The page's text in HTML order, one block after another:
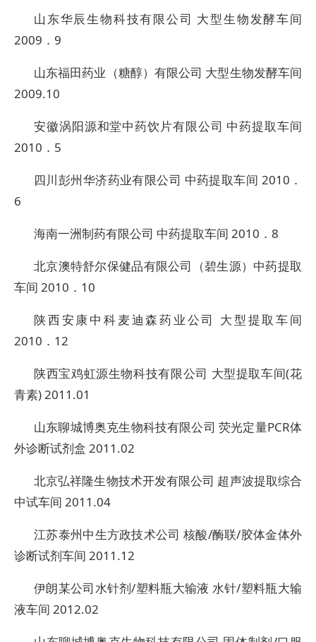
山东华辰生物科技有限公司 大型生物发酵车间
2009．9
山东福田药业（糖醇）有限公司 大型生物发酵车间
2009.10
安徽涡阳源和堂中药饮片有限公司 中药提取车间
2010．5
四川彭州华济药业有限公司 中药提取车间 2010．
6
海南一洲制药有限公司 中药提取车间 2010．8
北京澳特舒尔保健品有限公司（碧生源）中药提取
车间 2010．10
陕西安康中科麦迪森药业公司 大型提取车间
2010．12
陕西宝鸡虹源生物科技有限公司 大型提取车间(花
青素) 2011.01
山东聊城博奥克生物科技有限公司 荧光定量PCR体
外诊断试剂盒 2011.02
北京弘祥隆生物技术开发有限公司 超声波提取综合
中试车间 2011.04
江苏泰州中生方政技术公司 核酸/酶联/胶体金体外
诊断试剂车间 2011.12
伊朗某公司水针剂/塑料瓶大输液 水针/塑料瓶大输
液车间 2012.02